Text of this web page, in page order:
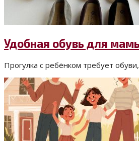
Удобная обувь для
Прогулка с ребёнком требует